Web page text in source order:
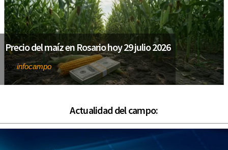
Precio del maíz en Rosario hoy 29 julio 2026
Porinfocampo
Actualidad del campo: